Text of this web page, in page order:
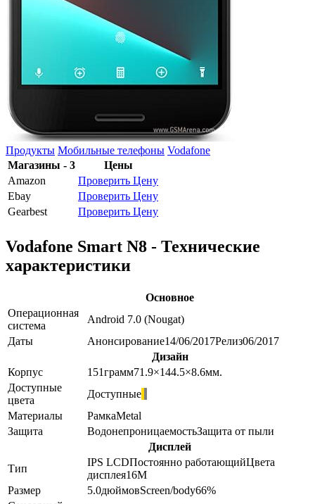
Продукты Мобильные телефоны Vodafone
Магазины - 3
Цены
Amazon
Проверить Цену
Ebay
Проверить Цену
Gearbest
Проверить Цену
Vodafone Smart N8 - Технические
характеристики
Основное
Операционная
система
Android 7.0 (Nougat)
Даты
Анонсирование14/06/2017Релиз06/2017
Дизайн
Корпус
151грамм71.9×144.5×8.6мм.
Доступные
цвета
Доступные
Материалы
РамкаMetal
Защита
ВодонепроницаемостьЗащита от пыли
Дисплей
Тип
IPS LCDПостоянно работающийЦвета
дисплея16M
Размер
5.0дюймовScreen/body66%